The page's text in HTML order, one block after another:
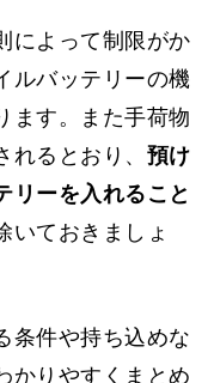
によって制限がか
ルバッテリーの機
ます。また手荷物
るとおり、 預け
リーを入れること
いておきましょ
条件や持ち込めな
かりやすくまとめ